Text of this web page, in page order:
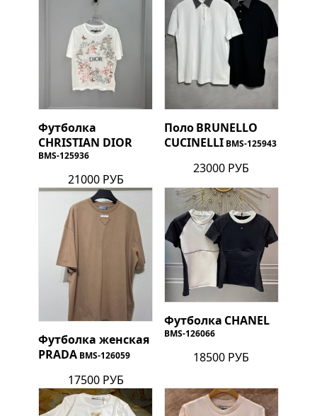
Футболка
CHRISTIAN DIOR
BMS-125936
21000 РУБ
Поло BRUNELLO
CUCINELLI BMS-125943
23000 РУБ
Футболка женская
PRADA BMS-126059
17500 РУБ
Футболка CHANEL
BMS-126066
18500 РУБ